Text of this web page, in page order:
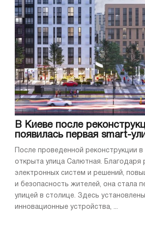
В Киеве после
появилась первая smart-
После проведенной реконструкции
открыта улица Салютная. Благодаря
электронных систем и решений,
и безопасность жителей, она стала
улицей в столице. Здесь
инновационные устройства, ...